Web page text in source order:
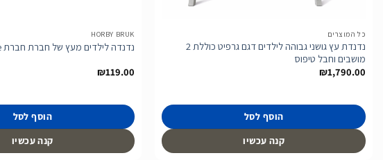
כל המוצרים
נדנדת עץ גושני גבוהה לילדים דגם גרפיט כוללת 2
מושבים וחבל טיפוס
₪1,790.00
הוסף לסל
קנה עכשיו
HORBY BRUK
נדנדה לילדים מעץ של חברת חברת Dice מבלגיה
₪119.00
הוסף לסל
קנה עכשיו